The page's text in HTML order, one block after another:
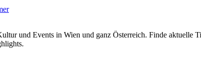
der Ausstellung „Kokoschka | Schiele | Netzwerke“
und Events in Wien und ganz Österreich. Finde aktuelle